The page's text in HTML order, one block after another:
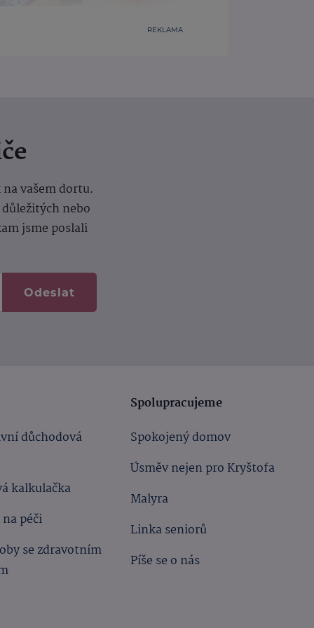
REKLAMA
vašem dortu.
nebo
jsme poslali
Odeslat
důchodová
kalkulačka
péči
se zdravotním
Spolupracujeme
Spokojený domov
Úsměv nejen pro Kryštofa
Malyra
Linka seniorů
Píše se o nás